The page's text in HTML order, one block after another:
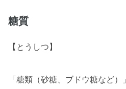
糖質
【とうしつ】
「糖類（砂糖、ブドウ糖など